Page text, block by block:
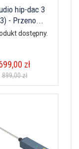
hip-dac 3
- Przeno...
dostępny.
zł
899,00 zł